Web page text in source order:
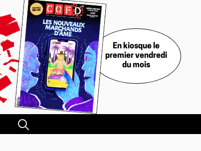
En kiosque le
premier vendredi
du mois